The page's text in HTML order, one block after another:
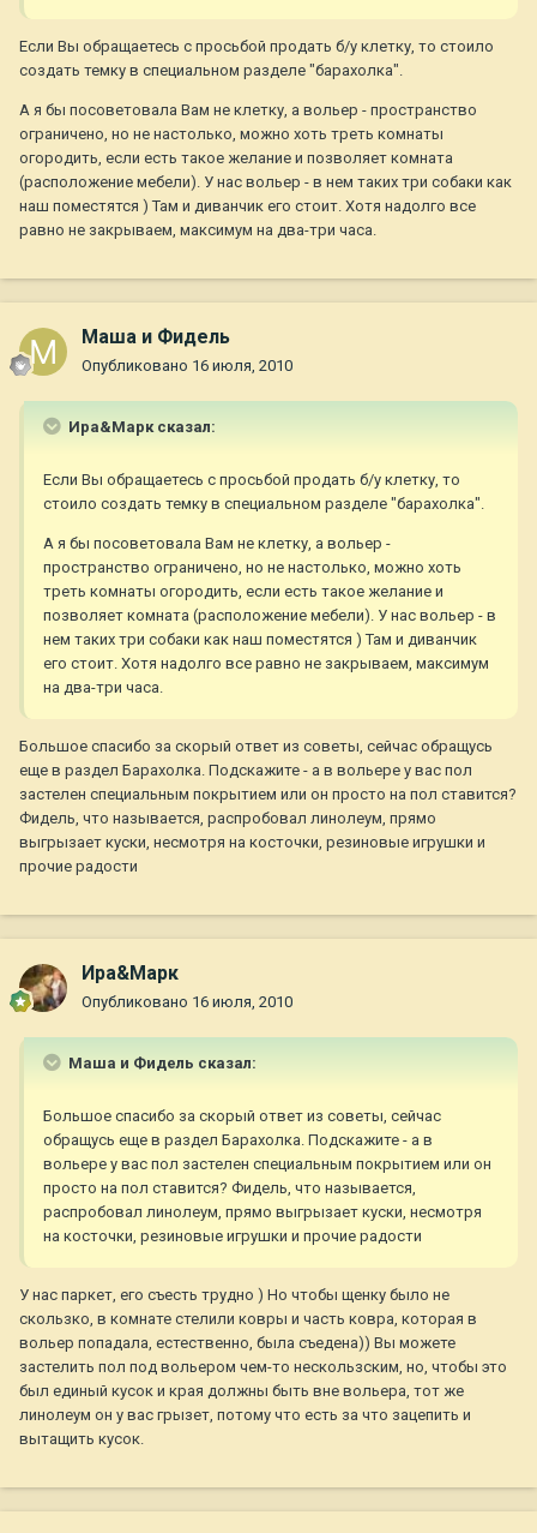
Если Вы обращаетесь с просьбой продать б/у клетку, то стоило
создать темку в специальном разделе "барахолка".
А я бы посоветовала Вам не клетку, а вольер - пространство
ограничено, но не настолько, можно хоть треть комнаты
огородить, если есть такое желание и позволяет комната
(расположение мебели). У нас вольер - в нем таких три собаки как
наш поместятся ) Там и диванчик его стоит. Хотя надолго все
равно не закрываем, максимум на два-три часа.
Маша и Фидель
Опубликовано 16 июля, 2010
Ира&Марк сказал:
Если Вы обращаетесь с просьбой продать б/у клетку, то
стоило создать темку в специальном разделе "барахолка".
А я бы посоветовала Вам не клетку, а вольер -
пространство ограничено, но не настолько, можно хоть
треть комнаты огородить, если есть такое желание и
позволяет комната (расположение мебели). У нас вольер - в
нем таких три собаки как наш поместятся ) Там и диванчик
его стоит. Хотя надолго все равно не закрываем, максимум
на два-три часа.
Большое спасибо за скорый ответ из советы, сейчас обращусь
еще в раздел Барахолка. Подскажите - а в вольере у вас пол
застелен специальным покрытием или он просто на пол ставится?
Фидель, что называется, распробовал линолеум, прямо
выгрызает куски, несмотря на косточки, резиновые игрушки и
прочие радости
Ира&Марк
Опубликовано 16 июля, 2010
Маша и Фидель сказал:
Большое спасибо за скорый ответ из советы, сейчас
обращусь еще в раздел Барахолка. Подскажите - а в
вольере у вас пол застелен специальным покрытием или он
просто на пол ставится? Фидель, что называется,
распробовал линолеум, прямо выгрызает куски, несмотря
на косточки, резиновые игрушки и прочие радости
У нас паркет, его съесть трудно ) Но чтобы щенку было не
скользко, в комнате стелили ковры и часть ковра, которая в
вольер попадала, естественно, была съедена)) Вы можете
застелить пол под вольером чем-то нескользским, но, чтобы это
был единый кусок и края должны быть вне вольера, тот же
линолеум он у вас грызет, потому что есть за что зацепить и
вытащить кусок.